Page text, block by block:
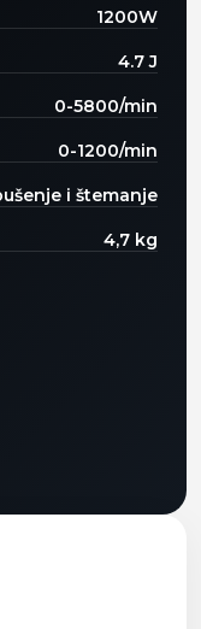
1200W
4.7 J
0-5800/min
0-1200/min
i štemanje
4,7 kg